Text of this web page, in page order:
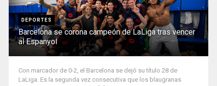
DEPORTES
Barcelona se corona campeón de LaLiga tras vencer
al Espanyol
Con marcador de 0-2, el Barcelona se dejó su título 28 de
LaLiga. Es la segunda vez consecutiva que los blaugranas